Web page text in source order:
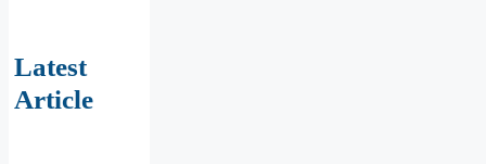
Latest
Article